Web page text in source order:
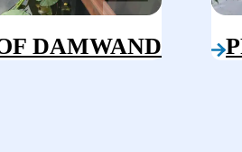
DAMWAND